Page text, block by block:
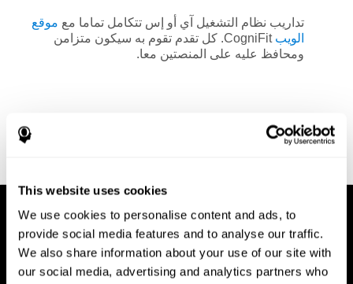
This website uses cookies
We use cookies to personalise content and ads, to
provide social media features and to analyse our traffic.
We also share information about your use of our site with
our social media, advertising and analytics partners who
تداريب نظام التشغيل آي أو إس تتكامل تماما مع موقع
الويب
CogniFit. كل تقدم تقوم به سيكون متزامن
ومحافظ عليه على المنصتين معا.